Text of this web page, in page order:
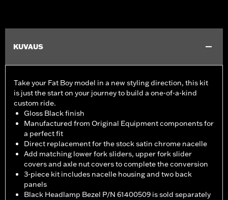
KUVAUS
Take your Fat Boy model in a new styling direction, this kit
is just the start on your journey to build a one-of-a-kind
custom ride.
Gloss Black finish
Manufactured from Original Equipment components for
a perfect fit
Direct replacement for the stock satin chrome nacelle
Add matching lower fork sliders, upper fork slider
covers and axle nut covers to complete the conversion
3-piece kit includes nacelle housing and two back
panels
Black Headlamp Bezel P/N 61400509 is sold separately